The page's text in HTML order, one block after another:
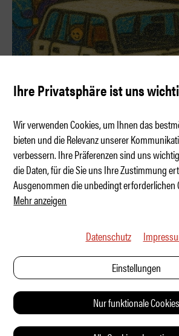
Das beste Auto um NICHT
Ihre Privatsphäre ist uns
Wir verwenden Cookies, um Ihnen das
bieten und die Relevanz unserer
verbessern. Ihre Präferenzen sind uns
die Daten, für die Sie uns Ihre Zustimmung
Ausgenommen die unbedingt erforderlichen
Mehr anzeigen
Datenschutz
Einstellungen
Nur funktionale Cookies